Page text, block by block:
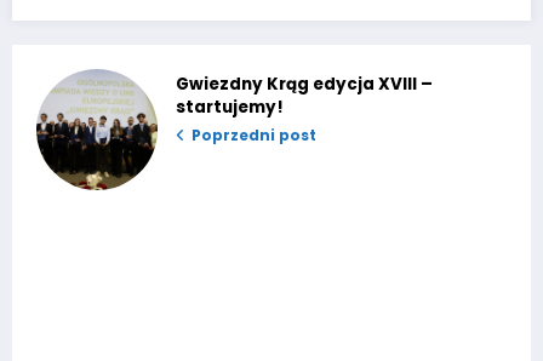
Gwiezdny Krąg edycja XVIII –
startujemy!
Poprzedni post